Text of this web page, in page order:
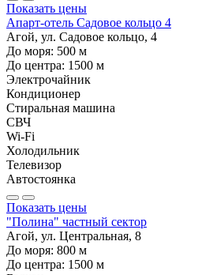
Показать цены
Апарт-отель Садовое кольцо 4
Агой, ул. Садовое кольцо, 4
До моря: 500 м
До центра: 1500 м
Электрочайник
Кондиционер
Стиральная машина
СВЧ
Wi-Fi
Холодильник
Телевизор
Автостоянка
Показать цены
"Полина" частный сектор
Агой, ул. Центральная, 8
До моря: 800 м
До центра: 1500 м